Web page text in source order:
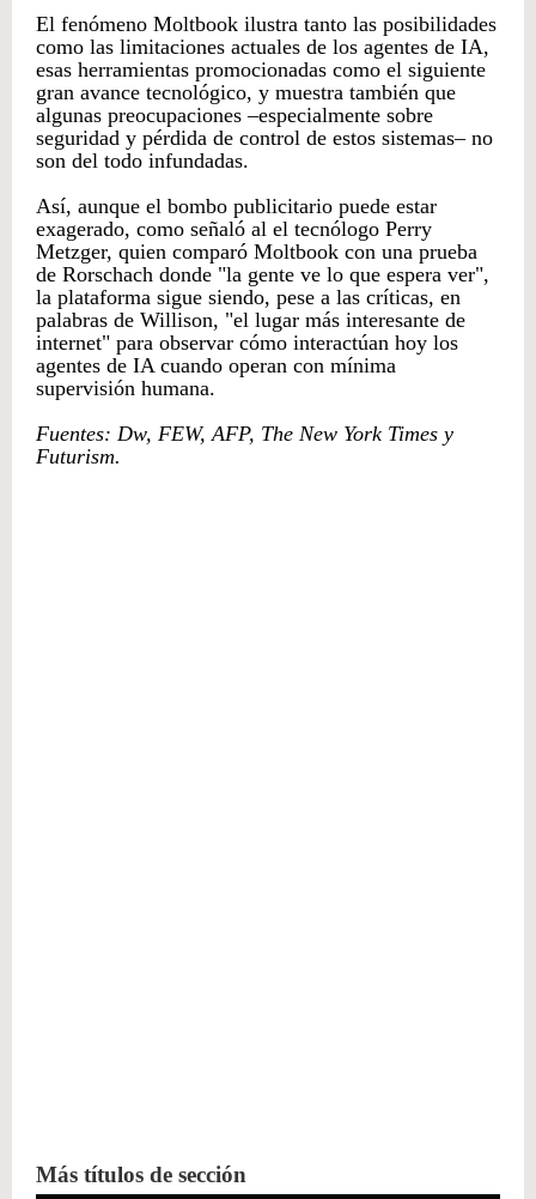
El fenómeno Moltbook ilustra tanto las posibilidades
como las limitaciones actuales de los agentes de IA,
esas herramientas promocionadas como el siguiente
gran avance tecnológico, y muestra también que
algunas preocupaciones –especialmente sobre
seguridad y pérdida de control de estos sistemas– no
son del todo infundadas.
Así, aunque el bombo publicitario puede estar
exagerado, como señaló al el tecnólogo Perry
Metzger, quien comparó Moltbook con una prueba
de Rorschach donde "la gente ve lo que espera ver",
la plataforma sigue siendo, pese a las críticas, en
palabras de Willison, "el lugar más interesante de
internet" para observar cómo interactúan hoy los
agentes de IA cuando operan con mínima
supervisión humana.
Fuentes: Dw, FEW, AFP, The New York Times y
Futurism.
Más títulos de sección